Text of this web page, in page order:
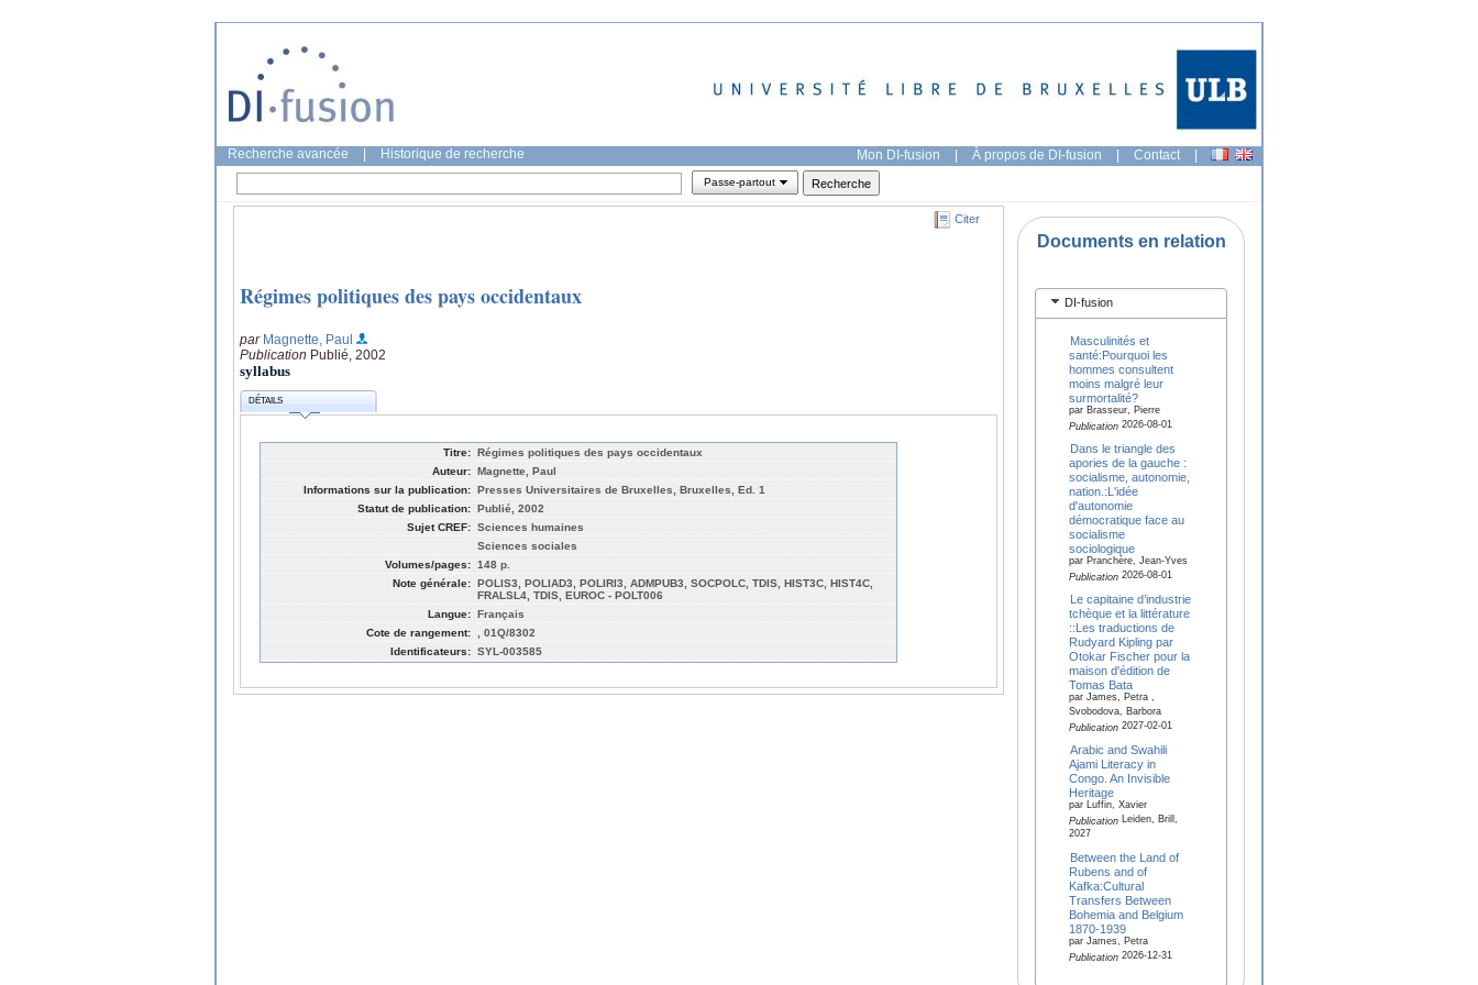
Recherche avancée Historique de recherche Mon DI-fusion | À propos de DI-fusion | Contact |
Passe-partout
Citer
Régimes politiques des pays occidentaux
par Magnette, Paul
Publication Publié, 2002
syllabus
DÉTAILS
Titre: Régimes politiques des pays occidentaux
Auteur: Magnette, Paul
Informations sur la publication: Presses Universitaires de Bruxelles, Bruxelles, Ed. 1
Statut de publication: Publié, 2002
Sujet CREF: Sciences humaines
Sciences sociales
Volumes/pages: 148 p.
Note générale: POLIS3, POLIAD3, POLIRI3, ADMPUB3, SOCPOLC, TDIS, HIST3C, HIST4C,
FRALSL4, TDIS, EUROC - POLT006
Langue: Français
Cote de rangement:
, 01Q/8302
Identificateurs: SYL-003585
Documents en relation
DI-fusion
Masculinités et
santé:Pourquoi les
hommes consultent
moins malgré leur
surmortalité?
par Brasseur, Pierre
Publication2026-08-01
Dans le triangle des
apories de la gauche :
socialisme, autonomie,
nation.:L'idée
d'autonomie
démocratique face au
socialisme
sociologique
par Pranchère, Jean-Yves
Publication2026-08-01
Le capitaine d’industrie
tchèque et la littérature
::Les traductions de
Rudyard Kipling par
Otokar Fischer pour la
maison d'édition de
Tomas Bata
par James, Petra ,
Svobodova, Barbora
Publication2027-02-01
Arabic and Swahili
Ajami Literacy in
Congo. An Invisible
Heritage
par Luffin, Xavier
PublicationLeiden, Brill,
2027
Between the Land of
Rubens and of
Kafka:Cultural
Transfers Between
Bohemia and Belgium
1870-1939
par James, Petra
Publication2026-12-31